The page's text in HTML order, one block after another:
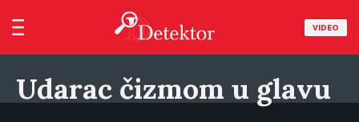
VIDEO
Udarac čizmom u glavu